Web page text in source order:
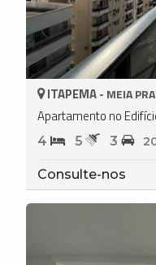
ITAPEMA - MEIA
Apartamento no
4 5 3
Consulte-nos